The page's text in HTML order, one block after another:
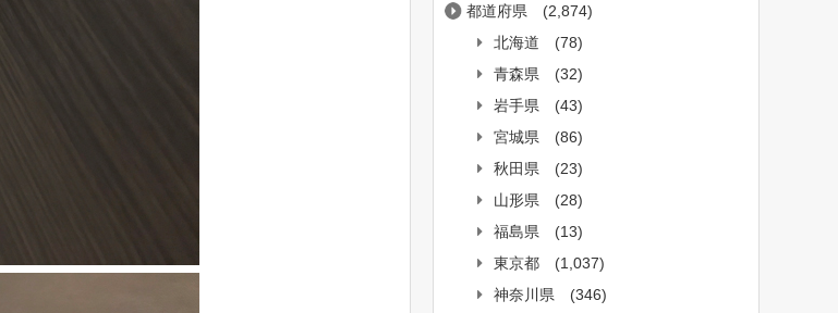
都道府県
(2,874)
北海道
(78)
青森県
(32)
岩手県
(43)
宮城県
(86)
秋田県
(23)
山形県
(28)
福島県
(13)
東京都
(1,037)
神奈川県
(346)